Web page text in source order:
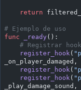
    return
# Ejemplo de uso
func _ready():
# Registrar
    register_hook
(
_on_player_damaged,
    register_hook
(
    register_hook
(
_play_damage_sound,